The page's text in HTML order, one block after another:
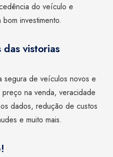
do veículo e
investimento.
vistorias
segura de veículos novos e
na venda, veracidade
dados, redução de custos
e muito mais.